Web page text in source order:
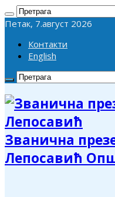
Петак, 7.август 2026
Контакти
English
Званична
Лепосавић